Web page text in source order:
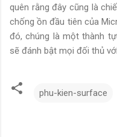
quên rằng đây cũng là
chống ồn đầu tiên của
đó, chúng là một thành
sẽ đánh bật mọi đối thủ
phu-kien-surface